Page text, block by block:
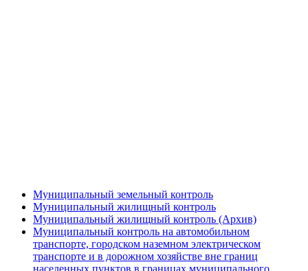
Муниципальный земельный контроль
Муниципальный жилищный контроль
Муниципальный жилищный контроль (Архив)
Муниципальный контроль на автомобильном
транспорте, городском наземном электрическом
транспорте и в дорожном хозяйстве вне границ
населенных пунктов в границах муниципального